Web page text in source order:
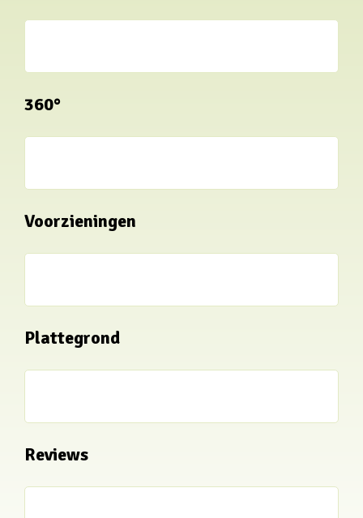
360°
Voorzieningen
Plattegrond
Reviews